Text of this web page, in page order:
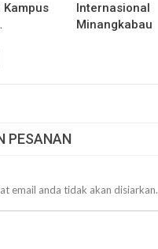
Kampus
Internasional
Minangkabau
PESANAN
email anda tidak akan disiarkan.